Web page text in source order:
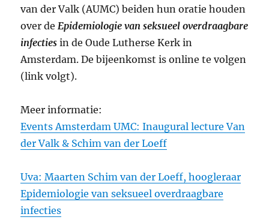
van der Valk (AUMC) beiden hun oratie houden
over de Epidemiologie van seksueel overdraagbare
infecties in de Oude Lutherse Kerk in
Amsterdam. De bijeenkomst is online te volgen
(link volgt).
Meer informatie:
Events Amsterdam UMC: Inaugural lecture Van
der Valk & Schim van der Loeff
Uva: Maarten Schim van der Loeff, hoogleraar
Epidemiologie van seksueel overdraagbare
infecties